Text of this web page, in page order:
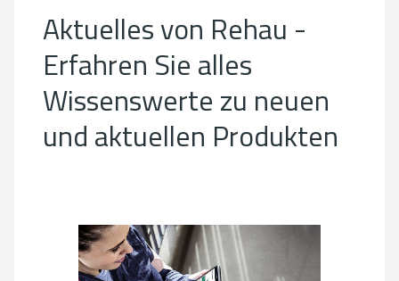
Aktuelles von Rehau -
Erfahren Sie alles
Wissenswerte zu neuen
und aktuellen Produkten